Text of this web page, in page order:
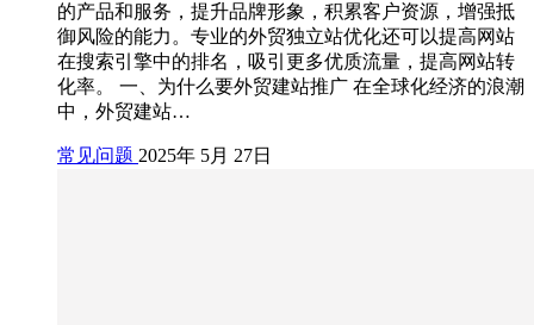
的产品和服务，提升品牌形象，积累客户资源，增强抵
御风险的能力。专业的外贸独立站优化还可以提高网站
在搜索引擎中的排名，吸引更多优质流量，提高网站转
化率。 一、为什么要外贸建站推广 在全球化经济的浪潮
中，外贸建站…
常见问题 2025年 5月 27日